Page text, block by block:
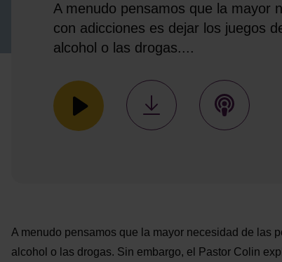
A menudo pensamos que la mayor
con adicciones es dejar los juegos
alcohol o las drogas....
A menudo pensamos que la mayor necesidad de las
alcohol o las drogas. Sin embargo, el Pastor Colin